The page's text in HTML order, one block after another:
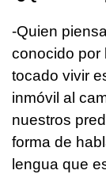
-Quien
conocido por
tocado vivir
inmóvil al
nuestros
forma de
lengua que